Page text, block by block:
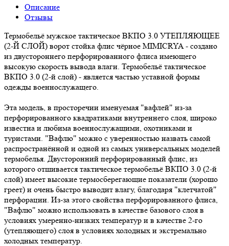
Описание
Отзывы
Термобельё мужское тактическое ВКПО 3.0 УТЕПЛЯЮЩЕЕ
(2-Й СЛОЙ) ворот стойка флис чёрное MIMICRYA - создано
из двустороннего перфорированного флиса имеющего
высокую скорость вывода влаги. Термобельё тактическое
ВКПО 3.0 (2-й слой) - является частью уставной формы
одежды военнослужащего.
Эта модель, в просторечии именуемая "вафлей" из-за
перфорированного квадратиками внутреннего слоя, широко
известна и любима военнослужащими, охотниками и
туристами. "Вафлю" можно с уверенностью назвать самой
распространённой и одной из самых универсальных моделей
термобелья. Двусторонний перфорированный флис, из
которого отшивается тактическое термобельё ВКПО 3.0 (2-й
слой) имеет высокие термосберегающие показатели (хорошо
греет) и очень быстро выводит влагу, благодаря "клетчатой"
перфорации. Из-за этого свойства перфорированного флиса,
"Вафлю" можно использовать в качестве базового слоя в
условиях умеренно-низких температур и в качестве 2-го
(утепляющего) слоя в условиях холодных и экстремально
холодных температур.